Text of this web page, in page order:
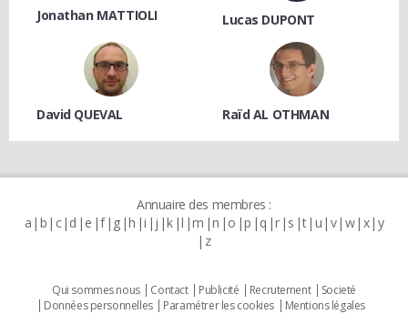
Jonathan MATTIOLI Lucas DUPONT
David QUEVAL Raïd AL OTHMAN
Annuaire des membres :
a b c d e f g h i j k l m n o p q r s t u v w x y
z
Qui sommes nous Contact Publicité Recrutement
Societé
Données personnelles
Paramétrer les cookies
Mentions légales